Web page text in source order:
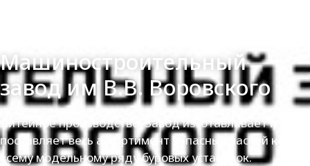
Машиностроительный
завод им В.В. Воровского
Литейное производство. Завод изготавливает и
поставляет весь ассортимент запасных частей ко
всему модельному ряду буровых установок.